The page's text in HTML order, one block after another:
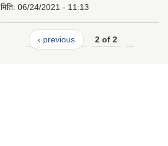
मिति: 06/24/2021 - 11:13
‹ previous 2 of 2